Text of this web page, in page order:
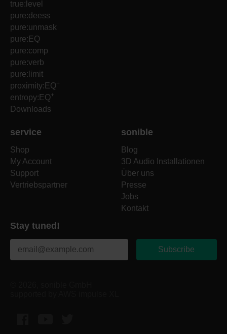
true:level
pure:deess
pure:unmask
pure:EQ
pure:comp
pure:verb
pure:limit
proximity:EQ+
entropy:EQ+
Downloads
service
Shop
My Account
Support
Vertriebspartner
sonible
Blog
3D Audio Installationen
Über uns
Presse
Jobs
Kontakt
Stay tuned!
Subscribe